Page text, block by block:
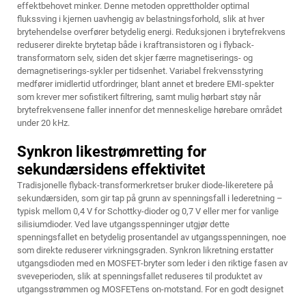
effektbehovet minker. Denne metoden opprettholder optimal
flukssving i kjernen uavhengig av belastningsforhold, slik at hver
brytehendelse overfører betydelig energi. Reduksjonen i brytefrekvens
reduserer direkte brytetap både i kraftransistoren og i flyback-
transformatorn selv, siden det skjer færre magnetiserings- og
demagnetiserings-sykler per tidsenhet. Variabel frekvensstyring
medfører imidlertid utfordringer, blant annet et bredere EMI-spekter
som krever mer sofistikert filtrering, samt mulig hørbart støy når
brytefrekvensene faller innenfor det menneskelige hørebare området
under 20 kHz.
Synkron likestrømretting for
sekundærsidens effektivitet
Tradisjonelle flyback-transformerkretser bruker diode-likeretere på
sekundærsiden, som gir tap på grunn av spenningsfall i lederetning –
typisk mellom 0,4 V for Schottky-dioder og 0,7 V eller mer for vanlige
silisiumdioder. Ved lave utgangsspenninger utgjør dette
spenningsfallet en betydelig prosentandel av utgangsspenningen, noe
som direkte reduserer virkningsgraden. Synkron likretning erstatter
utgangsdioden med en MOSFET-bryter som leder i den riktige fasen av
sveveperioden, slik at spenningsfallet reduseres til produktet av
utgangsstrømmen og MOSFETens on-motstand. For en godt designet